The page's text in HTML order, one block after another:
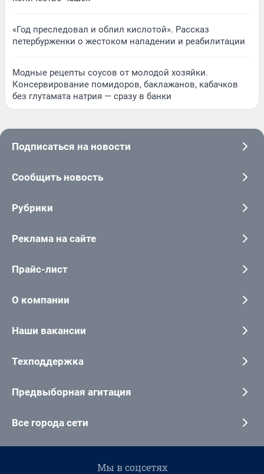
«Год преследовал и облил кислотой». Рассказ
петербурженки о жестоком нападении и реабилитации
Модные рецепты соусов от молодой хозяйки.
Консервирование помидоров, баклажанов, кабачков
без глутамата натрия — сразу в банки
Подписаться на новости
Сообщить новость
Рубрики
Реклама на сайте
Прайс-лист
О компании
Наши вакансии
Техподдержка
Предвыборная агитация
Все города сети
Мы в соцсетях